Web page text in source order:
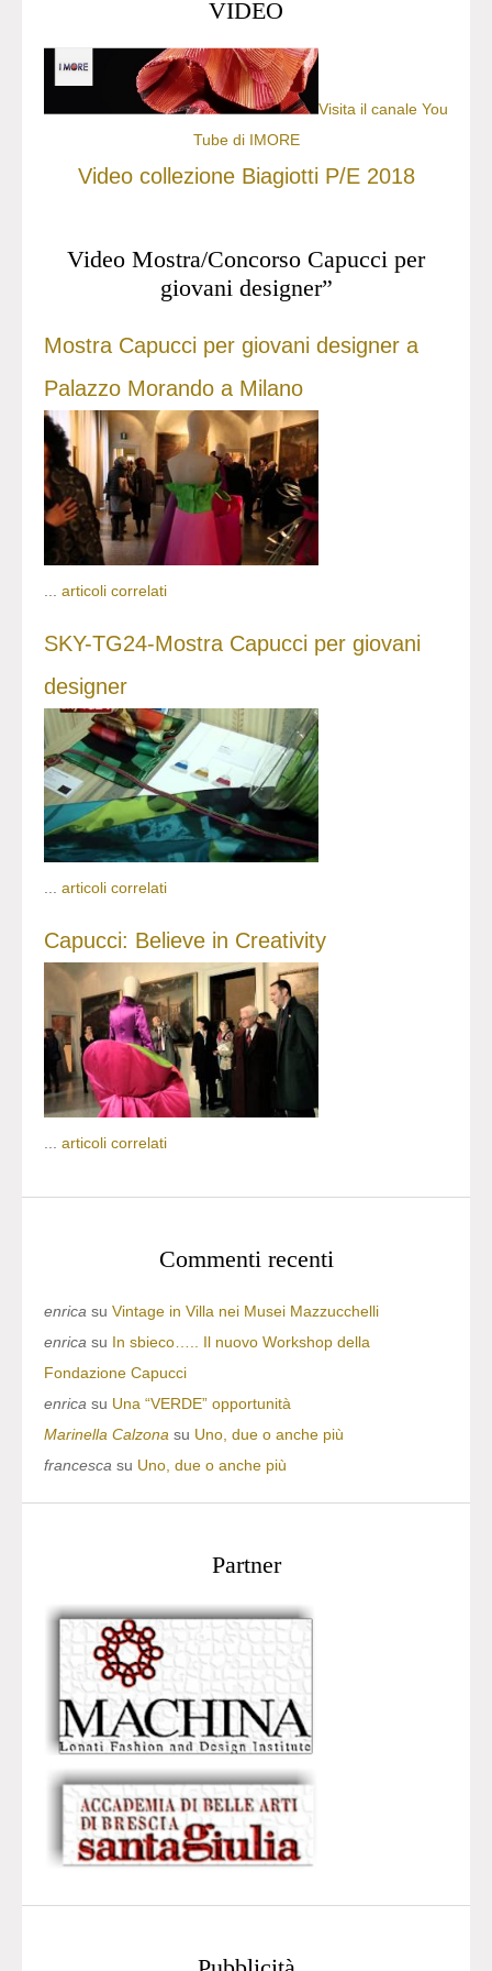
VIDEO
Visita il canale You
Tube di IMORE
Video collezione Biagiotti P/E 2018
Video Mostra/Concorso Capucci per
giovani designer”
Mostra Capucci per giovani designer a
Palazzo Morando a Milano
articoli correlati
SKY-TG24-Mostra Capucci per giovani
designer
... articoli correlati
Capucci: Believe in Creativity
articoli correlati
Commenti recenti
enrica su Vintage in Villa nei Musei Mazzucchelli
enrica su In sbieco….. Il nuovo Workshop della
Fondazione Capucci
enrica su Una “VERDE” opportunità
Marinella Calzona su Uno, due o anche più
francesca su Uno, due o anche più
Partner